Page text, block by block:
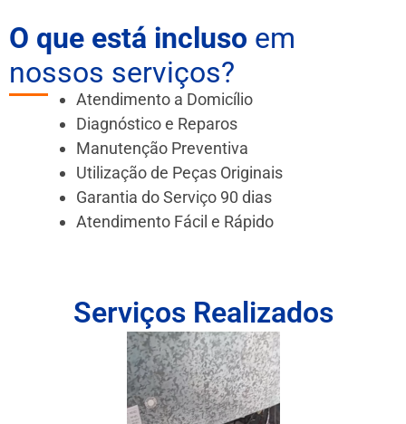
O que está incluso em
nossos serviços?
Atendimento a Domicílio
Diagnóstico e Reparos
Manutenção Preventiva
Utilização de Peças Originais
Garantia do Serviço 90 dias
Atendimento Fácil e Rápido
Serviços Realizados